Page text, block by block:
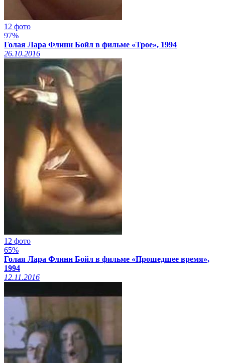
12 фото
97%
Голая Лара Флинн Бойл в фильме «Трое», 1994
26.10.2016
12 фото
65%
Голая Лара Флинн Бойл в фильме «Прошедшее время»,
1994
12.11.2016